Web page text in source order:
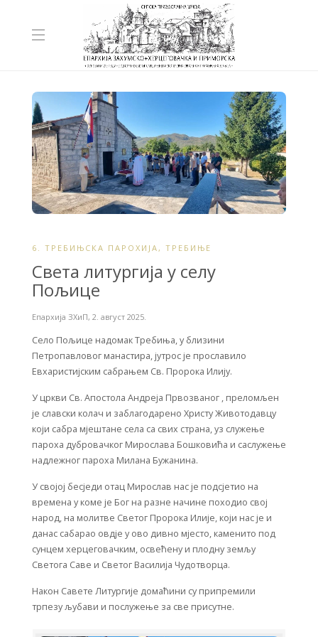
6. ТРЕБИЊСКА ПАРОХИЈА , ТРЕБИЊЕ
Света литургија у селу
Пољице
Епархија ЗХиП, 2. август 2025.
Село Пољице надомак Требиња, у близини
Петропавловог манастира, јутрос је прославило
Евхаристијским сабрањем Св. Пророка Илију.
У цркви Св. Апостола Андреја Првозваног , преломљен
је славски колач и заблагодарено Христу Животодавцу
који сабра мјештане села са свих страна, уз служење
пароха дубровачког Мирослава Бошковића и саслужење
надлежног пароха Милана Бужанина.
У својој бесједи отац Мирослав нас је подсјетио на
времена у коме је Бог на разне начине походио свој
народ, на молитве Светог Пророка Илије, који нас је и
данас сабарао овдје у ово дивно мјесто, каменито под
сунцем херцеговачким, освећену и плодну земљу
Светога Саве и Светог Василија Чудотворца.
Након Савете Литургије домаћини су припремили
трпезу љубави и послужење за све присутне.